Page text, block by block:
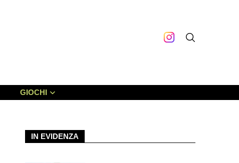
GIOCHI
IN EVIDENZA